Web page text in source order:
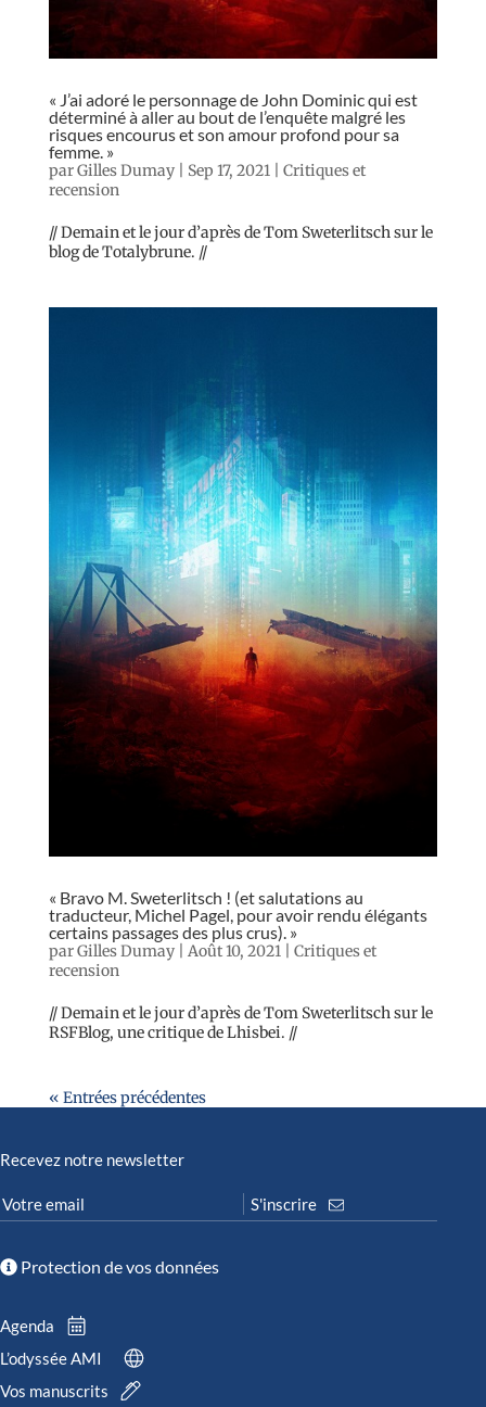
« J’ai adoré le personnage de John Dominic qui est
déterminé à aller au bout de l’enquête malgré les
risques encourus et son amour profond pour sa
femme. »
parGilles Dumay| Sep 17, 2021| Critiques et
recension
// Demain et le jour d’après de Tom Sweterlitsch sur le
blog de Totalybrune. //
« Bravo M. Sweterlitsch ! (et salutations au
traducteur, Michel Pagel, pour avoir rendu élégants
certains passages des plus crus). »
parGilles Dumay| Août 10, 2021| Critiques et
recension
// Demain et le jour d’après de Tom Sweterlitsch sur le
RSFBlog, une critique de Lhisbei. //
« Entrées précédentes
Recevez notre newsletter
Protection de vos données
Agenda
L’odyssée AMI
Vos manuscrits